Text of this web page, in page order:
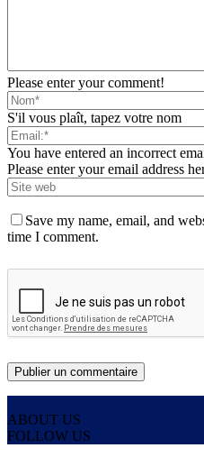
Please enter your comment!
S'il vous plaît, tapez votre nom
You have entered an incorrect
Please enter your email address
Save my name, email, and
time I comment.
ABOUT US
FOLLOW US